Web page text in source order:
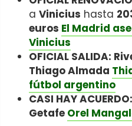
a Vinicius hasta
euros El Madrid
Vinicius
OFICIAL SALIDA:
Thiago Almada
fútbol argentino
CASI HAY
Getafe Orel